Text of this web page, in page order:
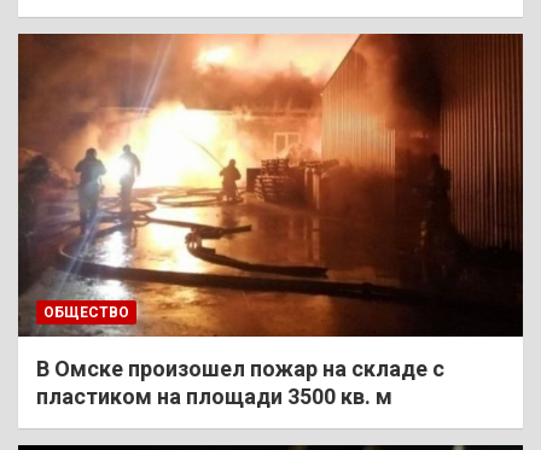
ОБЩЕСТВО
В Омске произошел пожар на складе с
пластиком на площади 3500 кв. м